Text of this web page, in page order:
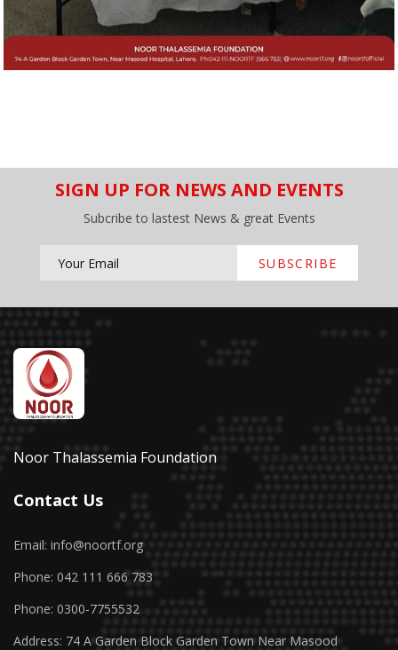
SIGN UP FOR NEWS AND EVENTS
Subcribe to lastest News & great Events
SUBSCRIBE
Noor Thalassemia Foundation
Contact Us
Email: info@noortf.org
Phone: 042 111 666 783
Phone: 0300-7755532
Address: 74 A Garden Block Garden Town Near Masood